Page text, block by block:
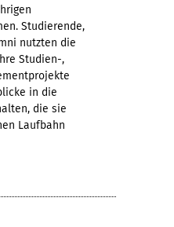
Studierende,
nutzten die
Studien-,
in die
die sie
Laufbahn